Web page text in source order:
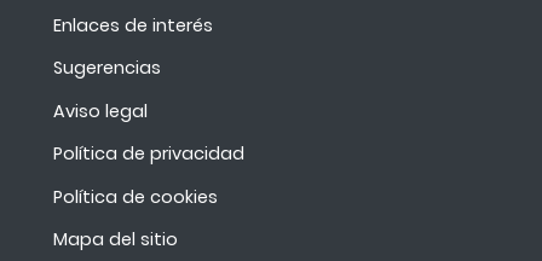
Enlaces de interés
Sugerencias
Aviso legal
Política de privacidad
Política de cookies
Mapa del sitio